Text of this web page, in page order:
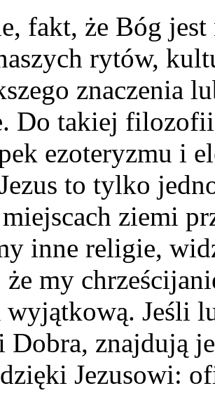
fakt, że Bóg
rytów,
znaczenia
Do takiej
ezoteryzmu i
to tylko
ziemi
inne religie,
że my
wyjątkową. Jeśli
Dobra, znajdują
Jezusowi: